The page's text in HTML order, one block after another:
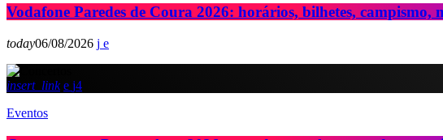
Vodafone Paredes de Coura 2026: horários, bilhetes, campismo,
today06/08/2026
insert_link
4
Eventos